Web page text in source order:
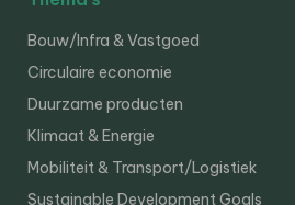
Bouw/Infra & Vastgoed
Circulaire economie
Duurzame producten
Klimaat & Energie
Mobiliteit & Transport/Logistiek
Sustainable Development Goals